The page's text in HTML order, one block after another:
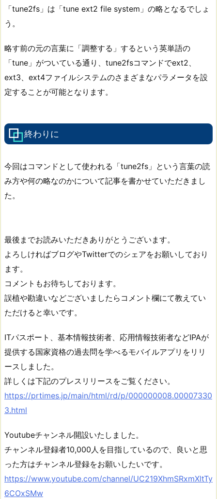
「tune2fs」は「tune ext2 file system」の略となるでしょ
う。
略す前の元の言葉に「調整する」するという英単語の
「tune」がついている通り、tune2fsコマンドでext2、
ext3、ext4ファイルシステムのさまざまなパラメータを設
定することが可能となります。
終わりに
今回はコマンドとして使われる「tune2fs」という言葉の読
み方や何の略なのかについて記事を書かせていただきまし
た。
最後までお読みいただきありがとうございます。
よろしければブログやTwitterでのシェアをお願いしており
ます。
コメントもお待ちしております。
誤植や勘違いなどございましたらコメント欄にて教えてい
ただけると幸いです。
ITパスポート、基本情報技術者、応用情報技術者などIPAが
提供する国家資格の過去問を学べるモバイルアプリをリリ
ースしました。
詳しくは下記のプレスリリースをご覧ください。
https://prtimes.jp/main/html/rd/p/000000008.00007330
3.html
Youtubeチャンネル開設いたしました。
チャンネル登録者10,000人を目指しているので、良いと思
った方はチャンネル登録をお願いしたいです。
https://www.youtube.com/channel/UC219XhmSRxmXltTy
6COxSMw